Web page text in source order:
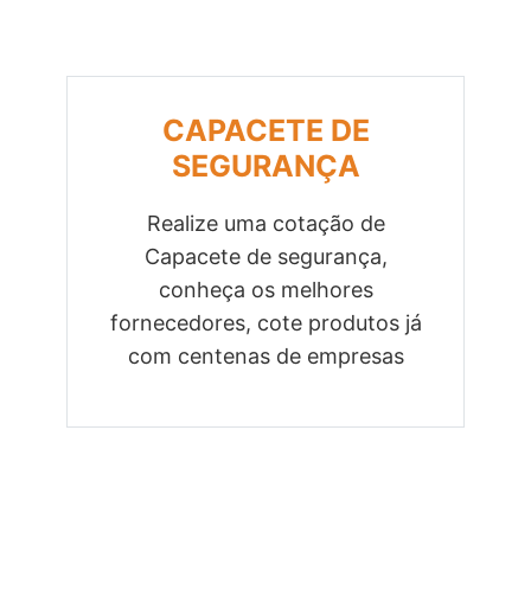
CAPACETE DE
SEGURANÇA
Realize uma cotação de
Capacete de segurança,
conheça os melhores
fornecedores, cote produtos já
com centenas de empresas